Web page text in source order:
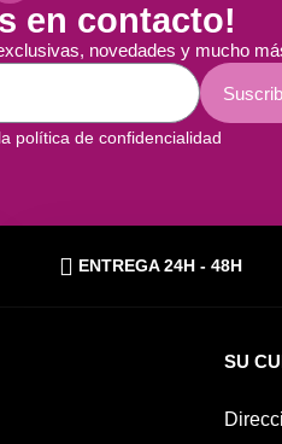
en contacto!
novedades y mucho
política de confidencialidad
ENTREGA 24H - 48H
SU